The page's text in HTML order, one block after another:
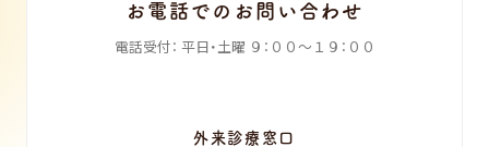
お電話でのお問い合わせ
電話受付： 平日・土曜 ９：００〜１９：００
外来診療窓口